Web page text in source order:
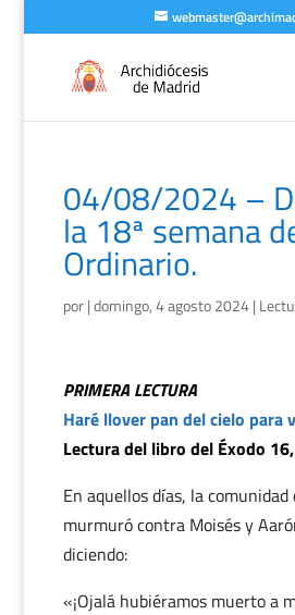
04/08/2024 –
la 18ª semana
Ordinario.
por|domingo, 4 agosto 2024|
PRIMERA LECTURA
Haré llover pan del cielo para
Lectura del libro del Éxodo
En aquellos días, la
murmuró contra Moisés y
diciendo:
«¡Ojalá hubiéramos muerto a